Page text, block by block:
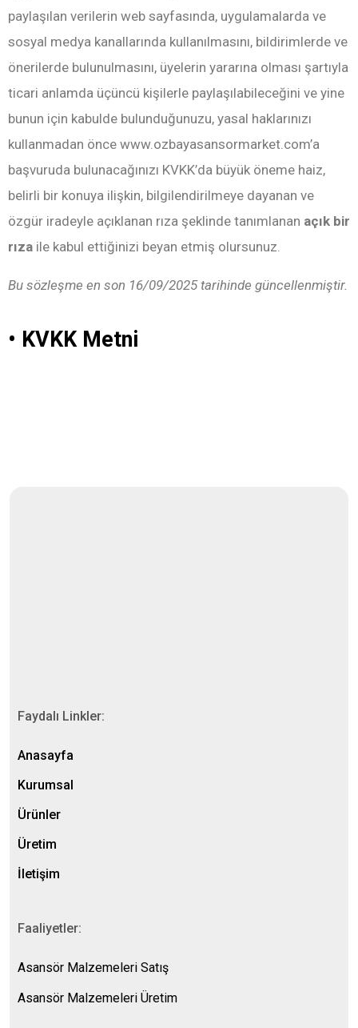
paylaşılan verilerin web sayfasında, uygulamalarda ve
sosyal medya kanallarında kullanılmasını, bildirimlerde ve
önerilerde bulunulmasını, üyelerin yararına olması şartıyla
ticari anlamda üçüncü kişilerle paylaşılabileceğini ve yine
bunun için kabulde bulunduğunuzu, yasal haklarınızı
kullanmadan önce www.ozbayasansormarket.com’a
başvuruda bulunacağınızı KVKK’da büyük öneme haiz,
belirli bir konuya ilişkin, bilgilendirilmeye dayanan ve
özgür iradeyle açıklanan rıza şeklinde tanımlanan açık bir
rıza ile kabul ettiğinizi beyan etmiş olursunuz.
Bu sözleşme en son 16/09/2025 tarihinde güncellenmiştir.
• KVKK Metni
Faydalı Linkler:
Anasayfa
Kurumsal
Ürünler
Üretim
İletişim
Faaliyetler:
Asansör Malzemeleri Satış
Asansör Malzemeleri Üretim